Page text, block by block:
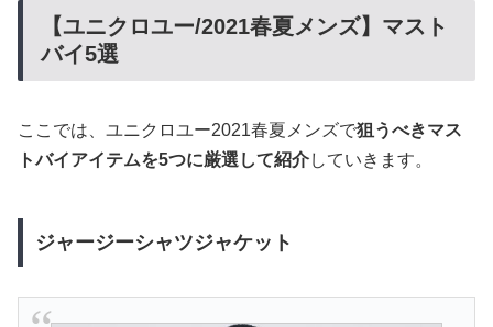
【ユニクロユー/2021春夏メンズ】マスト
バイ5選
ここでは、ユニクロユー2021春夏メンズで狙うべきマス
トバイアイテムを5つに厳選して紹介していきます。
ジャージーシャツジャケット